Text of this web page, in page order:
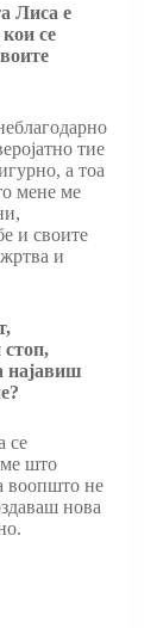
Лиса е
се
тие
а тоа
мене ме
и своите
и
најавиш
се
што
воопшто не
нова